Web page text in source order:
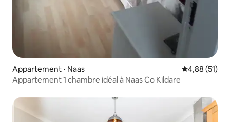
Appartement ⋅ Naas Évaluation
4,88 (51)
Appartement 1 chambre idéal à Naas Co Kildare